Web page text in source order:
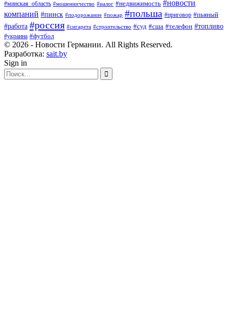
#минская_область #мошенничество #налог #недвижимость #новости
компаний #пинск #подорожание #пожар #польша #приговор #пьяный
#работа #россия #сигарета #строительство #суд #сша #телефон #топливо
#украина #футбол
© 2026 - Новости Германии. All Rights Reserved.
Разработка: sait.by
Sign in